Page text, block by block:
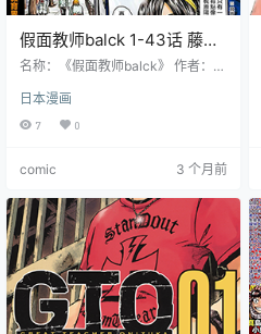
假面教师balck 1-43话 藤泽
亨 漫画百度网盘下载
名称：《假面教师balck》 作者：藤
言：中文（汉化组） 状态：未完结
分辨率：单页898X1300像素左右
A 班” 掌控、秩序混乱的名校柊学
神秘蒙面姿态登场，用强硬的 “铁拳
教育” 对抗校园暴力与权力。他与新
任教师荒木刚太联手，不仅要整顿
嚣张跋扈的学生…
日本漫画
7 0
comic 3 个月前